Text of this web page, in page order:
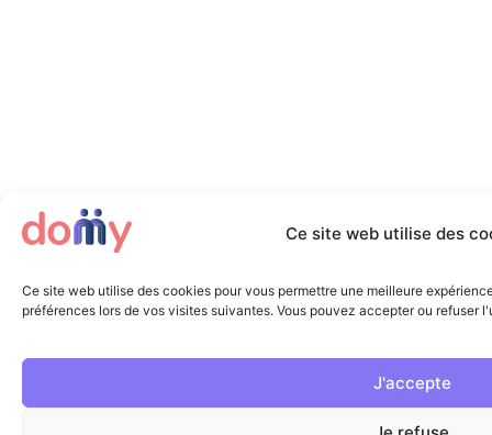
Ce site web utilise des
Ce site web utilise des cookies pour vous permettre une meilleure
préférences lors de vos visites suivantes. Vous pouvez accepter ou refuser
J'accepte